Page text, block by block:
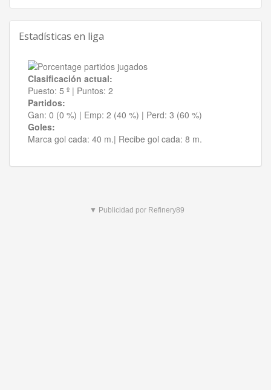
Estadísticas en liga
Clasificación actual:
Puesto: 5 º | Puntos: 2
Partidos:
Gan: 0 (0 %) | Emp: 2 (40 %) | Perd: 3 (60 %)
Goles:
Marca gol cada: 40 m.| Recibe gol cada: 8 m.
▼ Publicidad por Refinery89